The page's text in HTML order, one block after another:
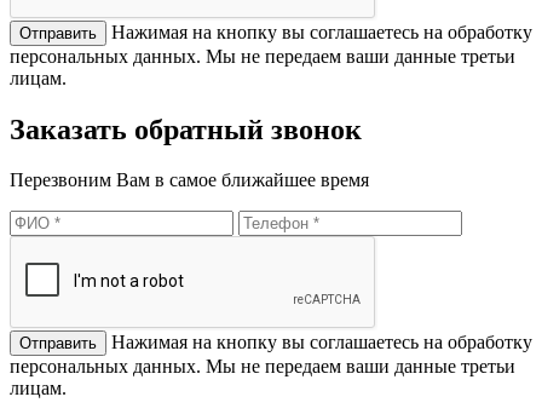
Нажимая на кнопку вы соглашаетесь на обработку
персональных данных. Мы не передаем ваши данные третьи
лицам.
Заказать обратный звонок
Перезвоним Вам в самое ближайшее время
Нажимая на кнопку вы соглашаетесь на обработку
персональных данных. Мы не передаем ваши данные третьи
лицам.